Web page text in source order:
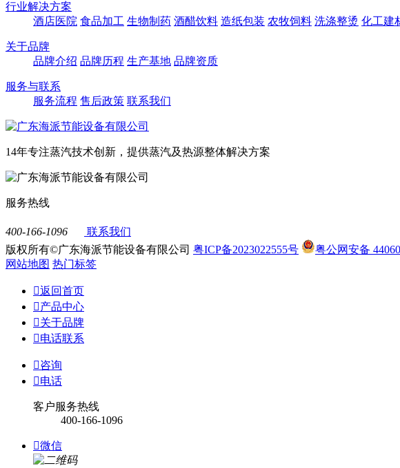
行业解决方案
酒店医院 食品加工 生物制药 酒醋饮料 造纸包装 农牧饲料 洗涤整烫 化工建
关于品牌
品牌介绍 品牌历程 生产基地 品牌资质
服务与联系
服务流程 售后政策 联系我们
14年专注蒸汽技术创新，提供蒸汽及热源整体解决方案
服务热线
400-166-1096
联系我们
版权所有©广东海派节能设备有限公司 粤ICP备2023022555号
粤公网安备
网站地图 热门标签
返回首页
产品中心
关于品牌
电话联系
咨询
电话
客户服务热线
400-166-1096
微信